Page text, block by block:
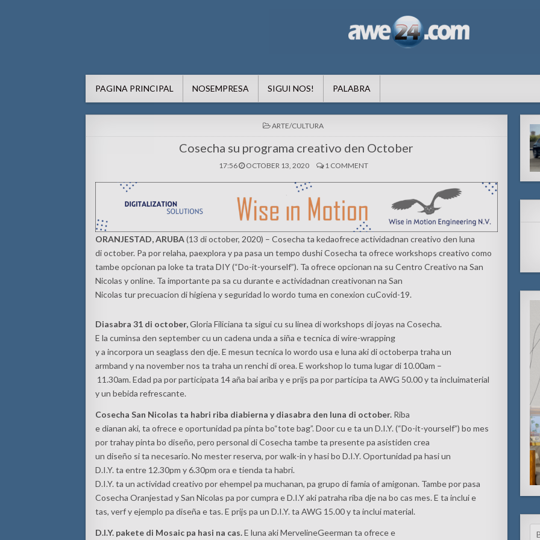
PAGINA PRINCIPAL NOSEMPRESA SIGUI NOS! PALABRA
POSTED
IN
ARTE/CULTURA
Cosecha su programa creativo den October
17:56 OCTOBER 13, 2020 1 COMMENT
ORANJESTAD, ARUBA(13 di october, 2020) – Cosecha ta kedaofrece actividadnan creativo den luna
di october. Pa por relaha, paexplora y pa pasa un tempo dushi Cosecha ta ofrece workshops creativo como
tambe opcionan pa loke ta trata DIY (“Do-it-yourself”). Ta ofrece opcionan na su Centro Creativo na San
Nicolas y online. Ta importante pa sa cu durante e actividadnan creativonan na San
Nicolas tur precuacion di higiena y seguridad lo wordo tuma en conexion cuCovid-19.
Diasabra 31 di october,Gloria Filiciana ta sigui cu su linea di workshops di joyas na Cosecha.
E la cuminsa den september cu un cadena unda a siña e tecnica di wire-wrapping
y a incorpora un seaglass den dje. E mesun tecnica lo wordo usa e luna aki di octoberpa traha un
armband y na november nos ta traha un renchi di orea. E workshop lo tuma lugar di 10.00am –
11.30am. Edad pa por participata 14 aña bai ariba y e prijs pa por participa ta AWG 50.00 y ta incluimaterial
y un bebida refrescante.
Cosecha San Nicolas ta habri riba diabierna ydiasabra den luna di october. Riba
e dianan aki, ta ofrece e oportunidad pa pinta bo“tote bag”. Door cu e ta un D.I.Y. (“Do-it-yourself”) bo mes
por trahay pinta bo diseño, pero personal di Cosecha tambe ta presente pa asistiden crea
un diseño si ta necesario. No mester reserva, por walk-in y hasi bo D.I.Y. Oportunidad pa hasi un
D.I.Y. ta entre 12.30pm y 6.30pm ora e tienda ta habri.
D.I.Y. ta un actividad creativo por ehempel pa muchanan, pa grupo di famia of amigonan. Tambe por pasa
Cosecha Oranjestad y San Nicolas pa por cumpra e D.I.Y aki patraha riba dje na bo cas mes. E ta inclui e
tas, verf y ejemplo pa diseña e tas. E prijs pa un D.I.Y. ta AWG 15.00 y ta inclui material.
D.I.Y. pakete di Mosaic pa hasi na cas.E luna aki MervelineGeerman ta ofrece e